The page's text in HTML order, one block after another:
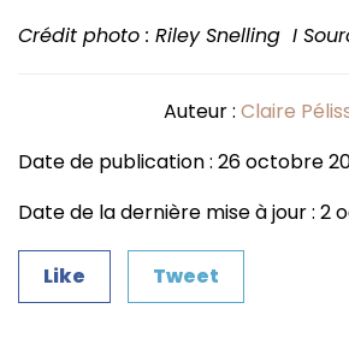
Crédit photo : Riley Snelling I
Auteur : Claire
Date de publication : 26 octobre
Date de la dernière mise à jour : 2
Like Tweet